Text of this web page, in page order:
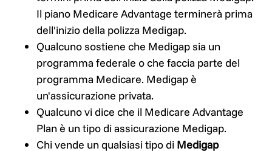
Il piano Medicare Advantage terminerà prima
dell'inizio della polizza Medigap.
Qualcuno sostiene che Medigap sia un
programma federale o che faccia parte del
programma Medicare. Medigapè
un'assicurazione privata.
Qualcuno vi dice che il Medicare Advantage
Plan è un tipo di assicurazione Medigap.
Chi vende un qualsiasi tipo di Medigap